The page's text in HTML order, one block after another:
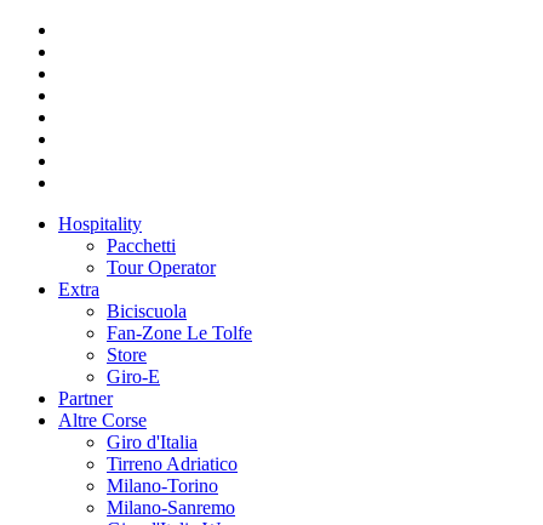
Hospitality
Pacchetti
Tour Operator
Extra
Biciscuola
Fan-Zone Le Tolfe
Store
Giro-E
Partner
Altre Corse
Giro d'Italia
Tirreno Adriatico
Milano-Torino
Milano-Sanremo